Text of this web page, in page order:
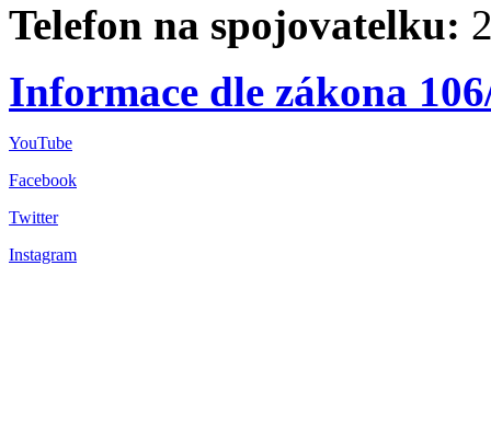
Telefon na spojovatelku:
Informace dle zákona
YouTube
Facebook
Twitter
Instagram